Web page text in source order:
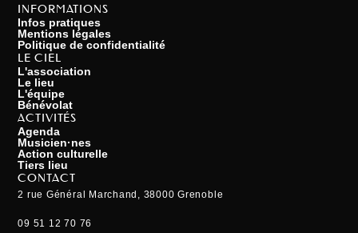
INFORMATIONS
Infos pratiques
Mentions légales
Politique de confidentialité
LE CIEL
L'association
Le lieu
L'équipe
Bénévolat
ACTIVITÉS
Agenda
Musicien·nes
Action culturelle
Tiers lieu
CONTACT
2 rue Général Marchand, 38000 Grenoble
09 51 12 70 76